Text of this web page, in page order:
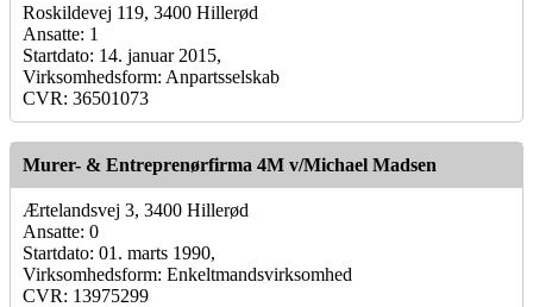
Roskildevej 119, 3400 Hillerød
Ansatte: 1
Startdato: 14. januar 2015,
Virksomhedsform: Anpartsselskab
CVR: 36501073
Murer- & Entreprenørfirma 4M v/Michael Madsen
Ærtelandsvej 3, 3400 Hillerød
Ansatte: 0
Startdato: 01. marts 1990,
Virksomhedsform: Enkeltmandsvirksomhed
CVR: 13975299